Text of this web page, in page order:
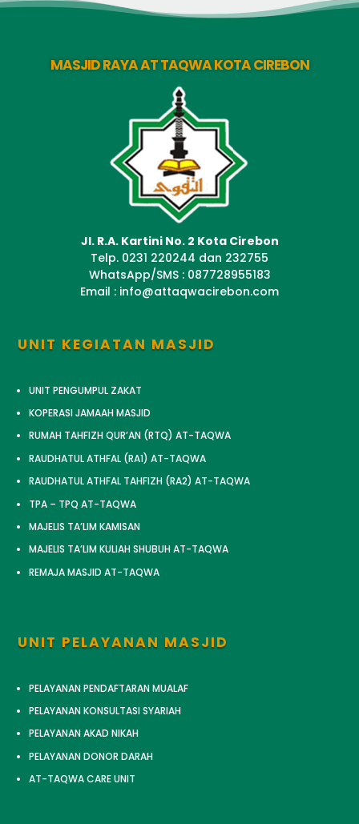
MASJID RAYA AT TAQWA KOTA CIREBON
Jl. R.A. Kartini No. 2 Kota Cirebon
Telp. 0231 220244 dan 232755
WhatsApp/SMS : 087728955183
Email : info@attaqwacirebon.com
UNIT KEGIATAN MASJID
UNIT PENGUMPUL ZAKAT
KOPERASI JAMAAH MASJID
RUMAH TAHFIZH QUR’AN (RTQ) AT-TAQWA
RAUDHATUL ATHFAL (RA1) AT-TAQWA
RAUDHATUL ATHFAL TAHFIZH (RA2) AT-TAQWA
TPA – TPQ AT-TAQWA
MAJELIS TA’LIM KAMISAN
MAJELIS TA’LIM KULIAH SHUBUH AT-TAQWA
REMAJA MASJID AT-TAQWA
UNIT PELAYANAN MASJID
PELAYANAN PENDAFTARAN MUALAF
PELAYANAN KONSULTASI SYARIAH
PELAYANAN AKAD NIKAH
PELAYANAN DONOR DARAH
AT-TAQWA CARE UNIT